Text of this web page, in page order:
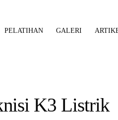
PELATIHAN GALERI
K3 Listrik